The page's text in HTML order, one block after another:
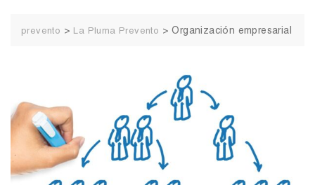
prevento > La Pluma Prevento >Organización empresarial